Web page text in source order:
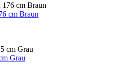
cm Braun
Grau